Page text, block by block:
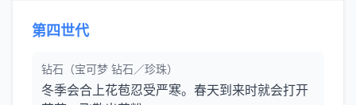
第四世代
钻石（宝可梦 钻石／珍珠）
冬季会合上花苞忍受严寒。春天到来时就会打开